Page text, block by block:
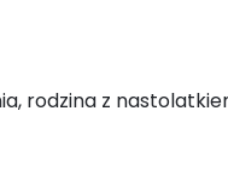
rodzina z